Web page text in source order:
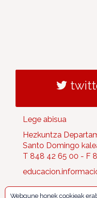
Lege abisua
Hezkuntza
Santo Domingo
T 848 42 65 00 - F
Webgune honek cookieak